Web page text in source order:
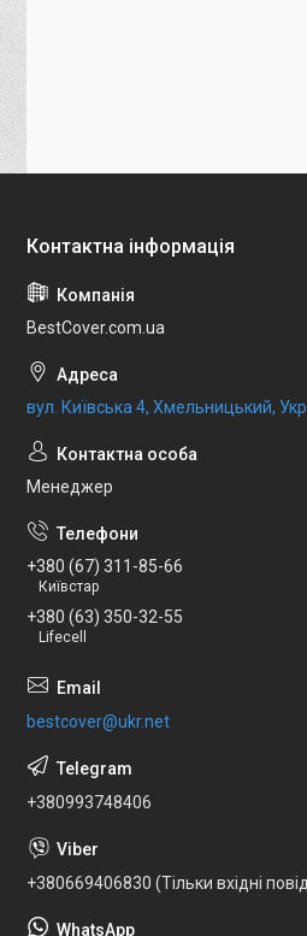
BestCover.com.ua
вул. Київська 4, Хмельницький,
Менеджер
+380 (67) 311-85-66
Київстар
+380 (63) 350-32-55
Lifecell
bestcover@ukr.net
+380993748406
+380669406830 (Тільки вхідні